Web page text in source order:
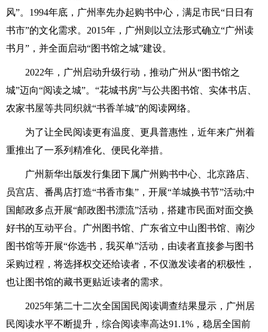
风”。1994年底，广州率先办起购书中心，满足市民“日日有
书市”的文化需求。2015年，广州则以立法形式确立“广州读
书月”，并全面启动“图书馆之城”建设。
2022年，广州启动升级行动，推动广州从“图书馆之
城”迈向“阅读之城”。“花城书房”与公共图书馆、实体书店、
农家书屋等共同织就“书香羊城”的阅读网络。
为了让全民阅读更有温度、更具普惠性，近年来广州着
重推出了一系列精准化、便民化举措。
广州新华出版发行集团下属广州购书中心、北京路店、
员宫店、番禺店打造“书香市集”，开展“羊城换书节”活动;中
国邮政多点开展“邮政图书漂流”活动，搭建市民面对面交换
好书的互动平台。广州图书馆、广东省立中山图书馆、南沙
图书馆等开展“你选书，我买单”活动，由读者直接参与图书
采购过程，将选择权交还给读者，不仅激发读者的积极性，
也让图书馆的藏书更贴近读者的需求。
2025年第二十二次全国国民阅读调查结果显示，广州居
民阅读水平不断提升，综合阅读率高达91.1%，稳居全国前